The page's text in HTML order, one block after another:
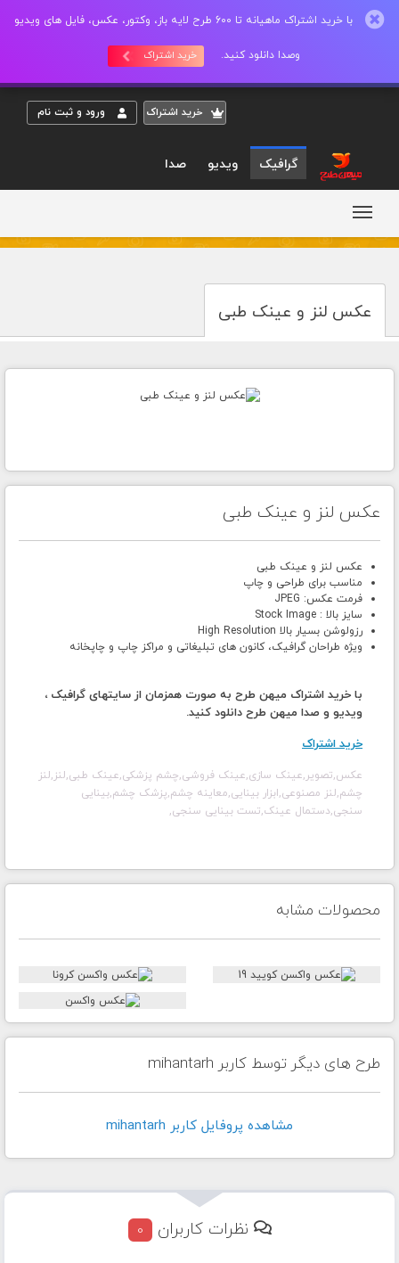
با خرید اشتراک ماهیانه تا 600 طرح لایه باز، وکتور، عکس، فایل های ویدیو
وصدا دانلود کنید. خرید اشتراک
خريد اشتراک ورود و ثبت نام
گرافیک ویدیو صدا
عکس لنز و عینک طبی
عکس لنز و عینک طبی
عکس لنز و عینک طبی
مناسب برای طراحی و چاپ
فرمت عکس: JPEG
سایز بالا : Stock Image
رزولوشن بسیار بالا High Resolution
ویژه طراحان گرافیک، کانون های تبلیغاتی و مراکز چاپ و چاپخانه
با خرید اشتراک میهن طرح به صورت همزمان از سایتهای گرافیک ،
ویدیو و صدا میهن طرح دانلود کنید.
خرید اشتراک
عکس,تصویر,عینک سازی,عینک فروشی,چشم پزشکی,عینک طبی,لنز,لنز
چشم,لنز مصنوعی,ابزار بینایی,معاینه چشم,پزشک چشم,بینایی
سنجی,دستمال عینک,تست بینایی سنجی,
محصولات مشابه
طرح های دیگر توسط کاربر mihantarh
مشاهده پروفايل کاربر mihantarh
نظرات کاربران 0